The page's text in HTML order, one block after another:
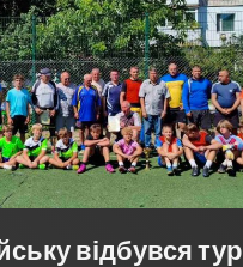
відбувся